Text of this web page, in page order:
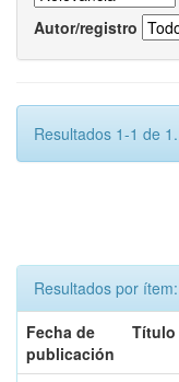
Autor/registro
Resultados 1-1 de 1.
Resultados por ítem:
Fecha de
publicación
Título